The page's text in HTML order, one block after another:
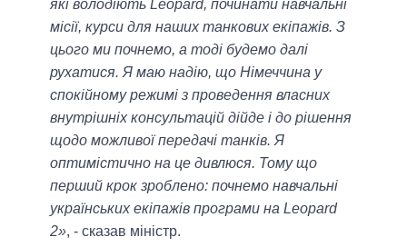
які володіють Leopard, починати навчальні
місії, курси для наших танкових екіпажів. З
цього ми почнемо, а тоді будемо далі
рухатися. Я маю надію, що Німеччина у
спокійному режимі з проведення власних
внутрішніх консультацій дійде і до рішення
щодо можливої передачі танків. Я
оптимістично на це дивлюся. Тому що
перший крок зроблено: почнемо навчальні
українських екіпажів програми на Leopard
2», - сказав міністр.